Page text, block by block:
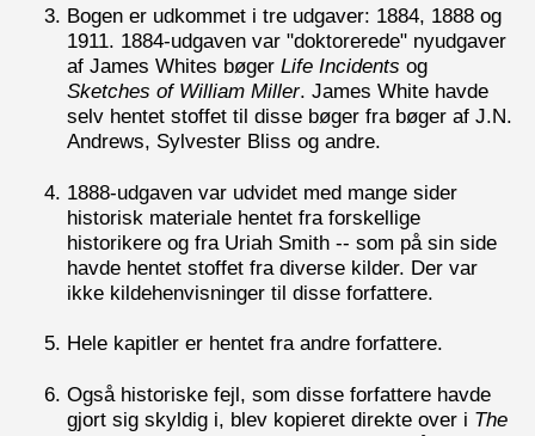
Bogen er udkommet i tre udgaver: 1884, 1888 og
1911. 1884-udgaven var "doktorerede" nyudgaver
af James Whites bøger Life Incidents og
Sketches of William Miller. James White havde
selv hentet stoffet til disse bøger fra bøger af J.N.
Andrews, Sylvester Bliss og andre.
1888-udgaven var udvidet med mange sider
historisk materiale hentet fra forskellige
historikere og fra Uriah Smith -- som på sin side
havde hentet stoffet fra diverse kilder. Der var
ikke kildehenvisninger til disse forfattere.
Hele kapitler er hentet fra andre forfattere.
Også historiske fejl, som disse forfattere havde
gjort sig skyldig i, blev kopieret direkte over i The